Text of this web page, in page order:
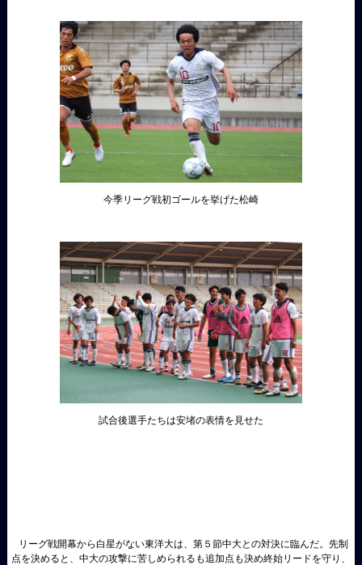
今季リーグ戦初ゴールを挙げた松崎
試合後選手たちは安堵の表情を見せた
リーグ戦開幕から白星がない東洋大は、第５節中大との対決に臨んだ。先制
点を決めると、中大の攻撃に苦しめられるも追加点も決め終始リードを守り、